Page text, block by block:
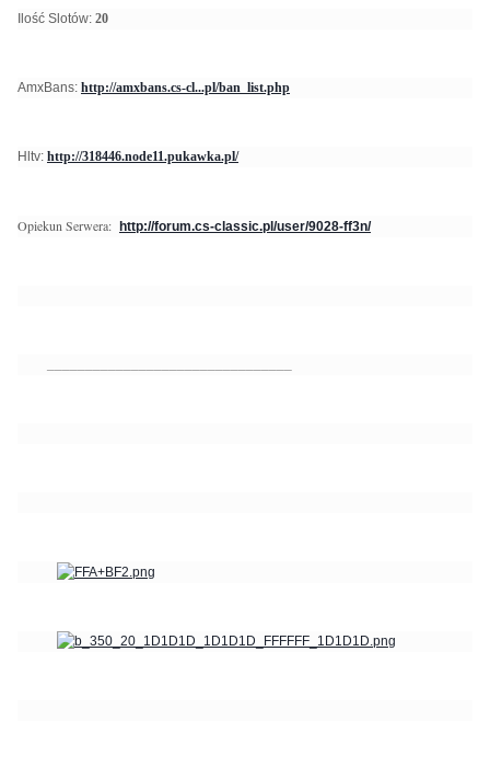
Ilość Slotów: 20
AmxBans: http://amxbans.cs-cl...pl/ban_list.php
Hltv: http://318446.node11.pukawka.pl/
Opiekun Serwera: http://forum.cs-classic.pl/user/9028-ff3n/